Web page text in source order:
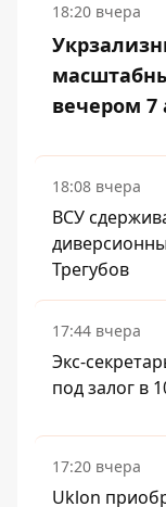
18:20 вчера
вечером 7
18:08 вчера
ВСУ
Трегубов
17:44 вчера
Экс-
под залог в
17:20 вчера
Uklon